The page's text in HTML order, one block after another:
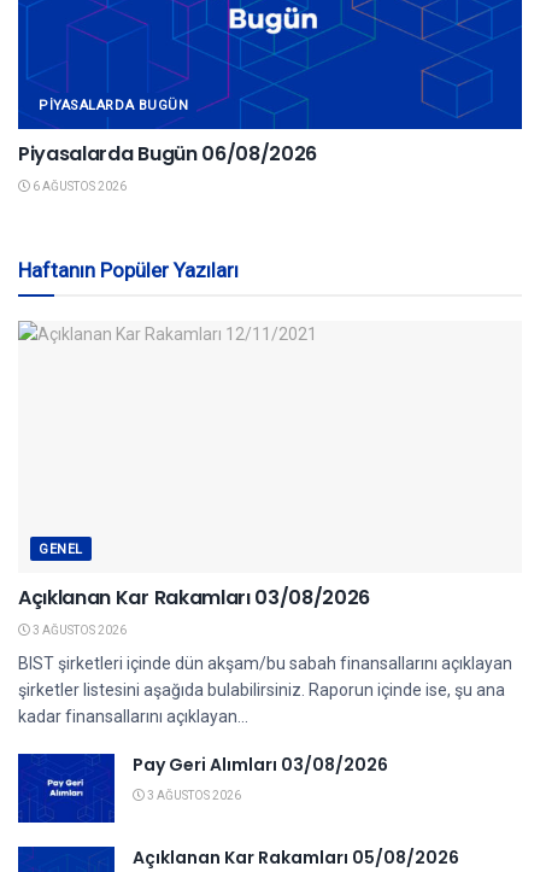
PIYASALARDA BUGÜN
Piyasalarda Bugün 06/08/2026
6 AĞUSTOS 2026
Haftanın Popüler Yazıları
GENEL
Açıklanan Kar Rakamları 03/08/2026
3 AĞUSTOS 2026
BIST şirketleri içinde dün akşam/bu sabah finansallarını açıklayan
şirketler listesini aşağıda bulabilirsiniz. Raporun içinde ise, şu ana
kadar finansallarını açıklayan...
Pay Geri Alımları 03/08/2026
3 AĞUSTOS 2026
Açıklanan Kar Rakamları 05/08/2026